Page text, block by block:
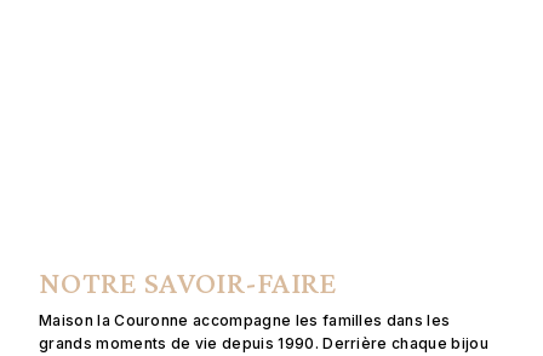
NOTRE SAVOIR-FAIRE
Maison la Couronne accompagne les familles dans les
grands moments de vie depuis 1990. Derrière chaque bijou